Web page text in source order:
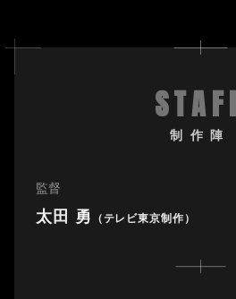
制作陣
監督
太田 勇 （テレビ東京制作）